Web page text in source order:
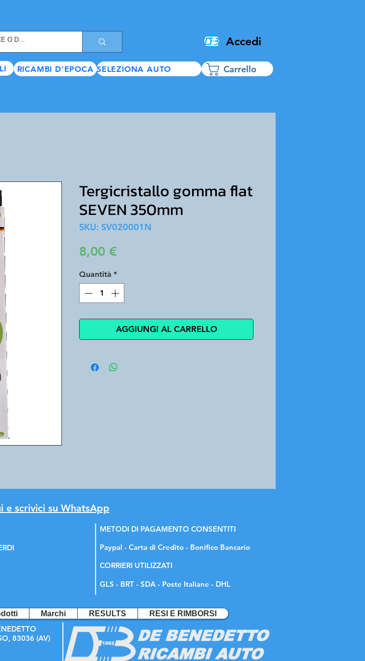
RICAMBI D'EPOCA SELEZIONA AUTO
Accedi
Carrello
Tergicristallo gomma flat
SEVEN 350mm
SKU: SV020001N
8,00 €
Quantità *
AGGIUNGI AL CARRELLO
e scrivici su WhatsApp
METODI DI PAGAMENTO CONSENTITI
Paypal - Carta di Credito - Bonifico Bancario
CORRIERI UTILIZZATI
GLS - BRT - SDA - Poste Italiane - DHL
Marchi RESULTS RESI E RIMBORSI
83036 (AV)